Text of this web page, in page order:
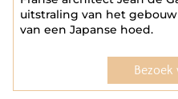
uitstraling van het
van een Japanse hoed.